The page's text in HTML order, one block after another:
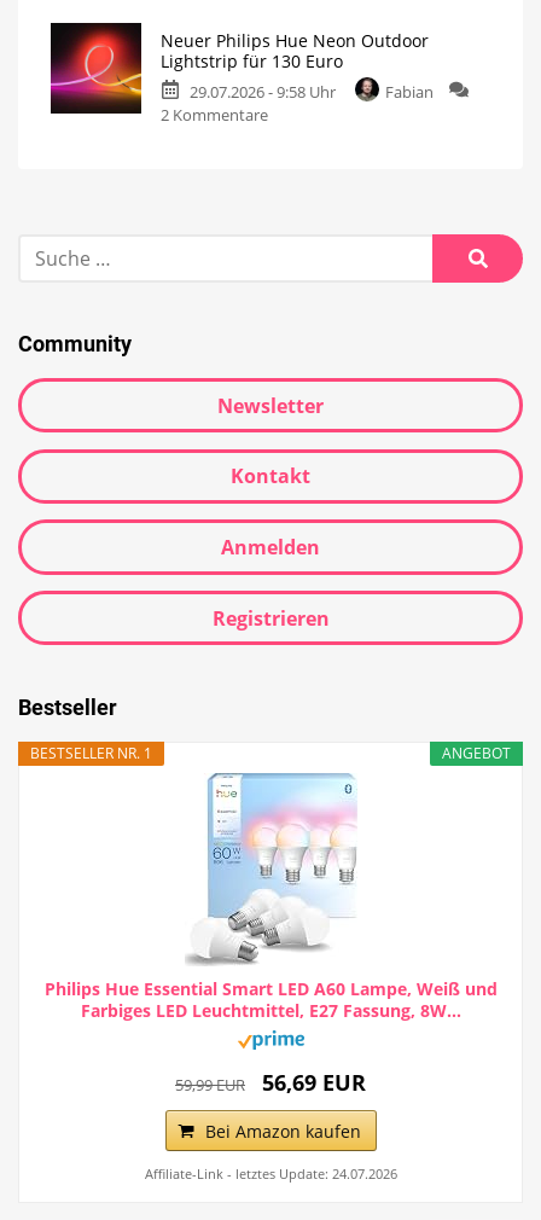
Neuer Philips Hue Neon Outdoor
Lightstrip für 130 Euro
29.07.2026 - 9:58 Uhr
Fabian
2 Kommentare
Community
Newsletter
Kontakt
Anmelden
Registrieren
Bestseller
ANGEBOT
BESTSELLER NR. 1
Philips Hue Essential Smart LED A60 Lampe, Weiß und
Farbiges LED Leuchtmittel, E27 Fassung, 8W...
59,99 EUR 56,69 EUR
Bei Amazon kaufen
Affiliate-Link - letztes Update: 24.07.2026